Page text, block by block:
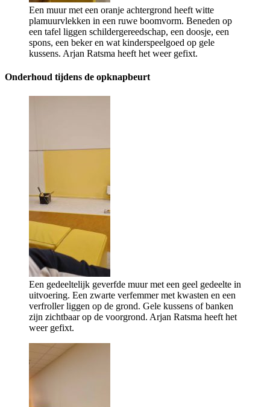
Een muur met een oranje achtergrond heeft witte
plamuurvlekken in een ruwe boomvorm. Beneden op
een tafel liggen schildergereedschap, een doosje, een
spons, een beker en wat kinderspeelgoed op gele
kussens. Arjan Ratsma heeft het weer gefixt.
Onderhoud tijdens de opknapbeurt
Een gedeeltelijk geverfde muur met een geel gedeelte in
uitvoering. Een zwarte verfemmer met kwasten en een
verfroller liggen op de grond. Gele kussens of banken
zijn zichtbaar op de voorgrond. Arjan Ratsma heeft het
weer gefixt.